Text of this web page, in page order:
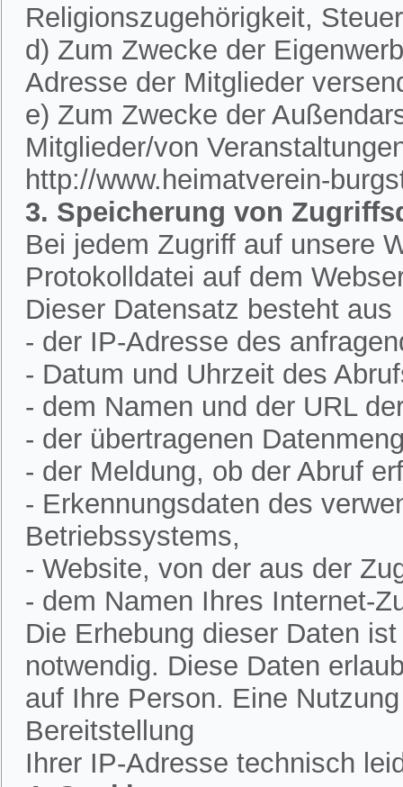
Religionszugehörigkeit,
d) Zum Zwecke der
Adresse der Mitglieder
e) Zum Zwecke der
Mitglieder/von
http://www.heimatverein-
3. Speicherung von
Bei jedem Zugriff auf unsere
Protokolldatei auf dem
Dieser Datensatz besteht aus
- der IP-Adresse des
- Datum und Uhrzeit des
- dem Namen und der URL
- der übertragenen
- der Meldung, ob der Abruf
- Erkennungsdaten des
Betriebssystems,
- Website, von der aus der
- dem Namen Ihres Internet-
Die Erhebung dieser Daten
notwendig. Diese Daten
auf Ihre Person. Eine
Bereitstellung
Ihrer IP-Adresse technisch